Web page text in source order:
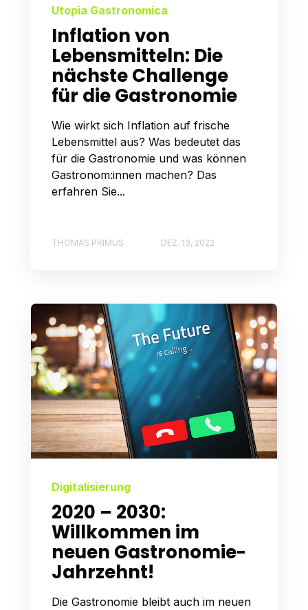
Utopia Gastronomica
Inflation von
Lebensmitteln: Die
nächste Challenge
für die Gastronomie
Wie wirkt sich Inflation auf frische
Lebensmittel aus? Was bedeutet das
für die Gastronomie und was können
Gastronom:innen machen? Das
erfahren Sie...
THOMAS PRIMUS DEZ. 13, 2022
Digitalisierung
2020 – 2030:
Willkommen im
neuen Gastronomie-
Jahrzehnt!
Die Gastronomie bleibt auch im neuen